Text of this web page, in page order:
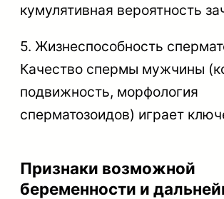
кумулятивная вероятность
5. Жизнеспособность
Качество спермы мужчины
подвижность, морфология
сперматозоидов) играет
Признаки возможной
беременности и